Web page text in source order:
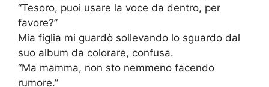
“Tesoro, puoi usare la voce da dentro, per
favore?”
Mia figlia mi guardò sollevando lo sguardo dal
suo album da colorare, confusa.
“Ma mamma, non sto nemmeno facendo
rumore.”